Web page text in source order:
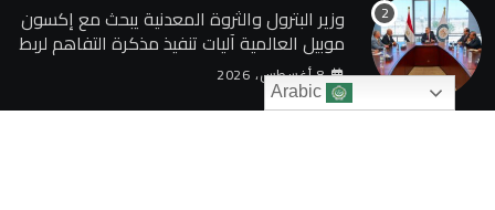
وزير البترول والثروة المعدنية يبحث مع إكسون
موبيل العالمية آليات تنفيذ مذكرة التفاهم لربط
اكتشافات الشركة في قبرص بالبنية التحتية
المصرية
8 أغسطس، 2026